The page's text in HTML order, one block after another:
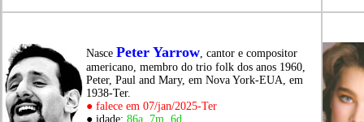
Nasce Peter Yarrow, cantor e compositor
americano, membro do trio folk dos anos 1960,
Peter, Paul and Mary, em Nova York-EUA, em
1938-Ter.
● falece em 07/jan/2025-Ter
● idade: 86a. 7m. 6d.